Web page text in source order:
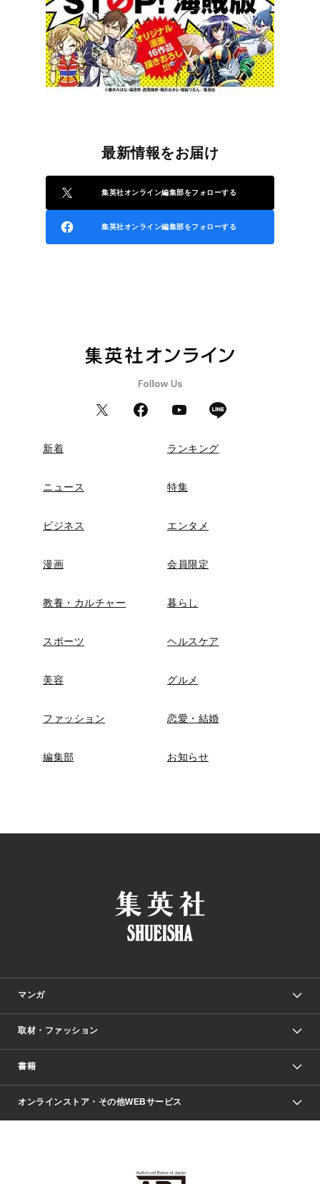
最新情報をお届け
集英社オンライン編集部をフォローする
集英社オンライン編集部をフォローする
新着 ランキング
ニュース 特集
ビジネス エンタメ
漫画 会員限定
教養・カルチャー 暮らし
スポーツ ヘルスケア
美容 グルメ
ファッション 恋愛・結婚
編集部 お知らせ
マンガ
少年マンガ
Vジャンプ
週刊ヤングジャンプ
取材・ファッション
Seventeen
芸能・情報・スポーツ
書籍
文芸・文庫・総合
ライトノベル・ノベライズ
オンラインストア・その他WEBサービス